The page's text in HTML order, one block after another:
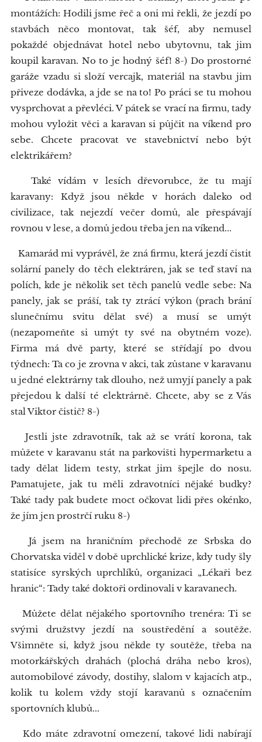
montážích: Hodili jsme řeč a oni mi řekli, že jezdí po
stavbách něco montovat, tak šéf, aby nemusel
pokaždé objednávat hotel nebo ubytovnu, tak jim
koupil karavan. No to je hodný šéf! 8-) Do prostorné
garáže vzadu si složí vercajk, materiál na stavbu jim
přiveze dodávka, a jde se na to! Po práci se tu mohou
vysprchovat a převléci. V pátek se vrací na firmu, tady
mohou vyložit věci a karavan si půjčit na víkend pro
sebe. Chcete pracovat ve stavebnictví nebo být
elektrikářem?
Také vídám v lesích dřevorubce, že tu mají
karavany: Když jsou někde v horách daleko od
civilizace, tak nejezdí večer domů, ale přespávají
rovnou v lese, a domů jedou třeba jen na víkend...
Kamarád mi vyprávěl, že zná firmu, která jezdí čistit
solární panely do těch elektráren, jak se teď staví na
polích, kde je několik set těch panelů vedle sebe: Na
panely, jak se práší, tak ty ztrácí výkon (prach brání
slunečnímu svitu dělat své) a musí se umýt
(nezapomeňte si umýt ty své na obytném voze).
Firma má dvě party, které se střídají po dvou
týdnech: Ta co je zrovna v akci, tak zůstane v karavanu
u jedné elektrárny tak dlouho, než umyjí panely a pak
přejedou k další té elektrárně. Chcete, aby se z Vás
stal Viktor čistič? 8-)
Jestli jste zdravotník, tak až se vrátí korona, tak
můžete v karavanu stát na parkovišti hypermarketu a
tady dělat lidem testy, strkat jim špejle do nosu.
Pamatujete, jak tu měli zdravotníci nějaké budky?
Také tady pak budete moct očkovat lidi přes okénko,
že jím jen prostrčí ruku 8-)
Já jsem na hraničním přechodě ze Srbska do
Chorvatska viděl v době uprchlické krize, kdy tudy šly
statisíce syrských uprchlíků, organizaci „Lékaři bez
hranic“: Tady také doktoři ordinovali v karavanech.
Můžete dělat nějakého sportovního trenéra: Ti se
svými družstvy jezdí na soustředění a soutěže.
Všimněte si, když jsou někde ty soutěže, třeba na
motorkářských drahách (plochá dráha nebo kros),
automobilové závody, dostihy, slalom v kajacích atp.,
kolik tu kolem vždy stojí karavanů s označením
sportovních klubů...
Kdo máte zdravotní omezení, takové lidi nabírají